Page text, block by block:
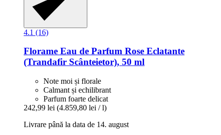
4.1 (16)
Florame Eau de Parfum Rose Eclatante
(Trandafir Scânteietor), 50 ml
Note moi și florale
Calmant și echilibrant
Parfum foarte delicat
242,99 lei (4.859,80 lei / l)
Livrare până la data de 14. august